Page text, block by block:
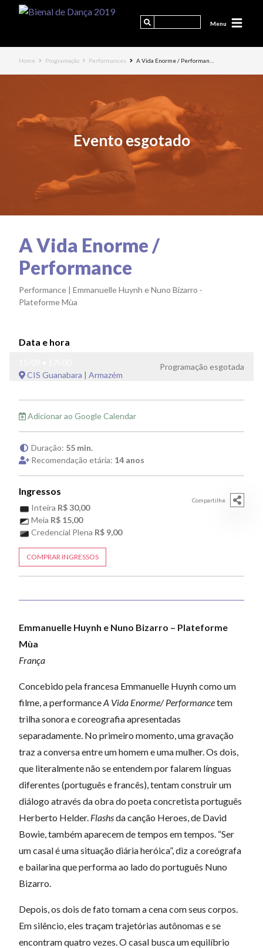
Menu
Home Programação Performances A Vida Enorme / Performan…
Evento esgotado
A Vida Enorme /
Performance
Performance | Emmanuelle Huynh e Nuno Bizarro -
Plateforme Mùa
Data e hora
CIS Guanabara | Armazém
Programação esgotada
Adicionar ao Google Calendar
Duração: 55 min.
Recomendação etária: 14 anos
Ingressos
Inteira R$ 30,00
Meia R$ 15,00
Credencial Plena R$ 9,00
COMPRAR INGRESSOS
Emmanuelle Huynh e Nuno Bizarro – Plateforme
Mùa
França
Concebido pela francesa Emmanuelle Huynh como um
filme, a performanceA Vida Enorme/ Performancetem
trilha sonora e coreografia apresentadas
separadamente. No primeiro momento, uma gravação
traz a conversa entre um homem e uma mulher. Os dois,
que literalmente não se entendem por falarem línguas
diferentes (português e francês), tentam construir um
diálogo através da obra do poeta concretista português
Herberto Helder. Flashsda canção Heroes, de David
Bowie, também aparecem de tempos em tempos. “Ser
um casal é uma situação diária heróica”, diz a coreógrafa
e bailarina que performa ao lado do português Nuno
Bizarro.
Depois, os dois de fato tomam a cena com seus corpos.
Em silêncio, eles traçam trajetórias autônomas e se
encontram quatro vezes. O casal busca um equilíbrio
Compartilhe